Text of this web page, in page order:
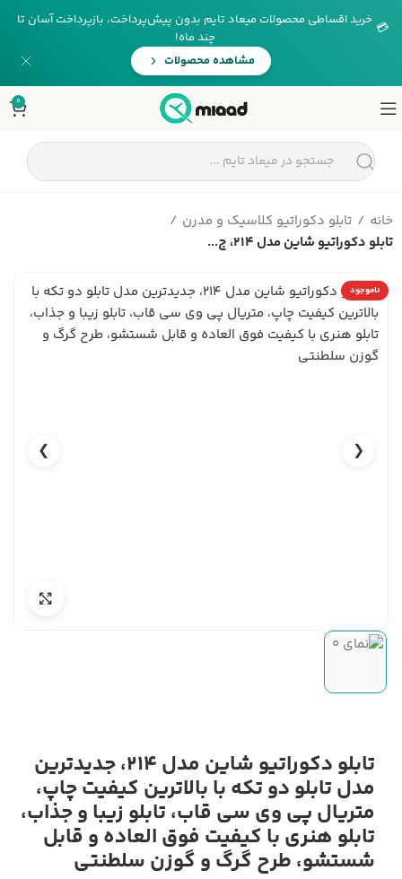
💳 خرید اقساطی محصولات میعاد تایم بدون پیش‌پرداخت، بازپرداخت آسان تا
چند ماه!
مشاهده محصولات
0
خانه
تابلو دکوراتیو کلاسیک و مدرن
تابلو دکوراتیو شاین مدل 214، ج...
ناموجود
❮
❯
تابلو دکوراتیو شاین مدل 214، جدیدترین
مدل تابلو دو تکه با بالاترین کیفیت چاپ،
متریال پی وی سی قاب، تابلو زیبا و جذاب،
تابلو هنری با کیفیت فوق العاده و قابل
شستشو، طرح گرگ و گوزن سلطنتی